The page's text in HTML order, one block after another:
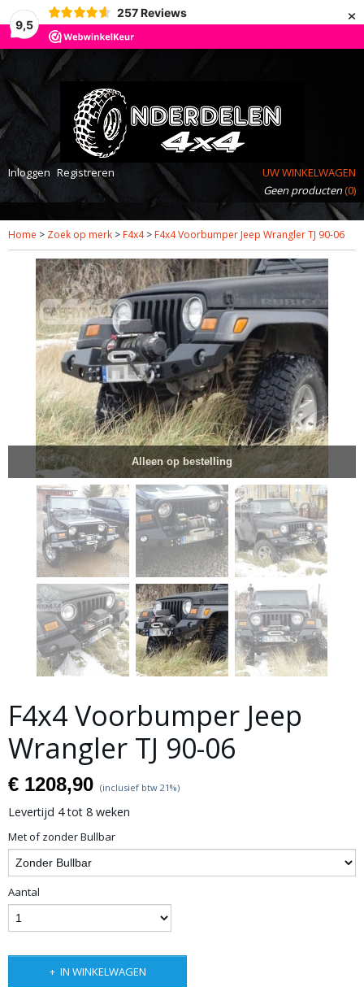
9,5
257 Reviews ×
Inloggen Registreren
UW WINKELWAGEN
Geen producten(0)
Home > Zoek op merk > F4x4> F4x4 Voorbumper Jeep Wrangler TJ 90-06
Alleen op bestelling
F4x4 Voorbumper Jeep
Wrangler TJ 90-06
€ 1208,90 (inclusief btw 21%)
Levertijd 4 tot 8 weken
Met of zonder Bullbar
Aantal
IN WINKELWAGEN